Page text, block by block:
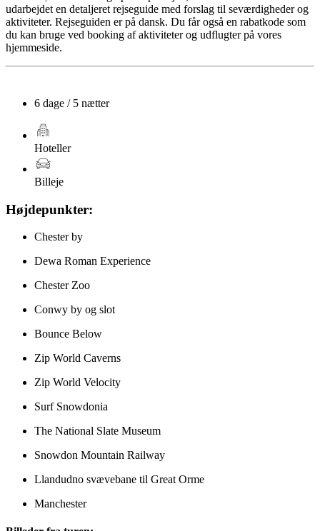
udarbejdet en detaljeret rejseguide med forslag til seværdigheder og
aktiviteter. Rejseguiden er på dansk. Du får også en rabatkode som
du kan bruge ved booking af aktiviteter og udflugter på vores
hjemmeside.
6 dage / 5 nætter
Hoteller
Billeje
Højdepunkter:
Chester by
Dewa Roman Experience
Chester Zoo
Conwy by og slot
Bounce Below
Zip World Caverns
Zip World Velocity
Surf Snowdonia
The National Slate Museum
Snowdon Mountain Railway
Llandudno svævebane til Great Orme
Manchester